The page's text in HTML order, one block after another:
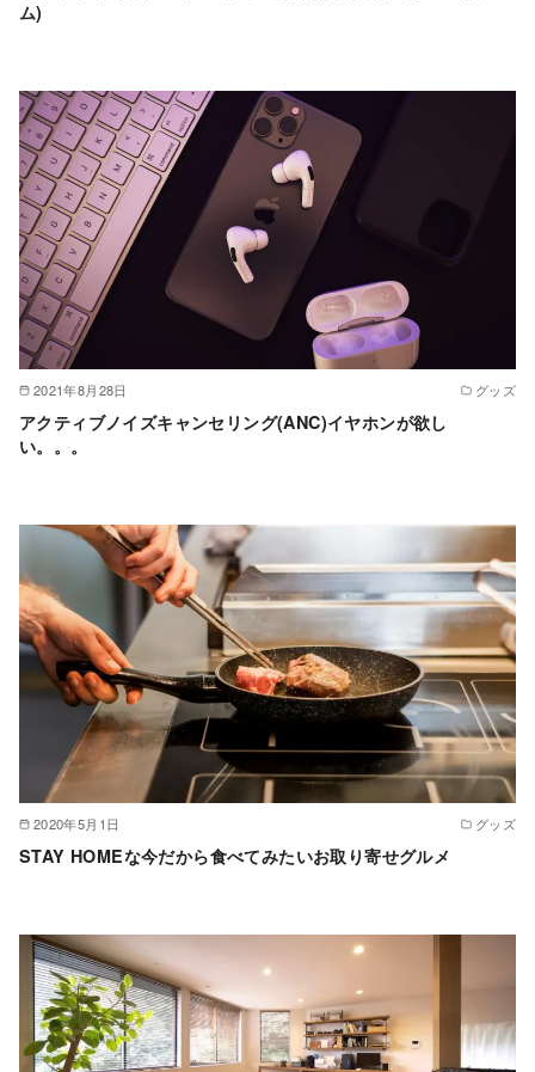
ム)
2021年8月28日 グッズ
アクティブノイズキャンセリング(ANC)イヤホンが欲し
い。。。
2020年5月1日 グッズ
STAY HOMEな今だから食べてみたいお取り寄せグルメ